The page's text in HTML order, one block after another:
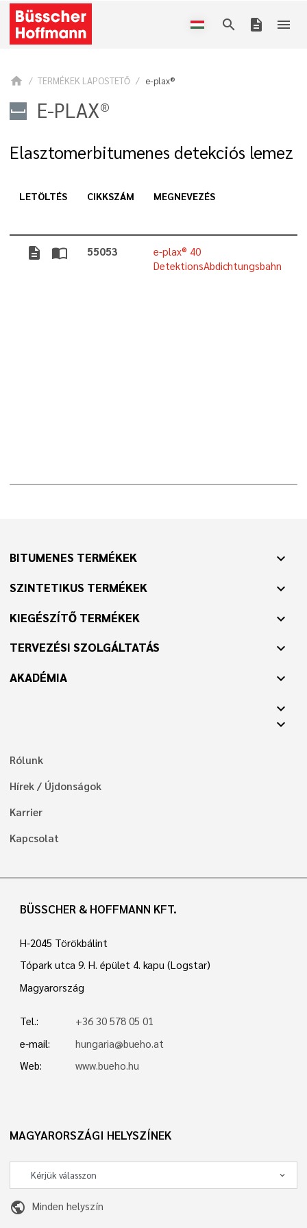
search description menu
home TERMÉKEK LAPOSTETŐ e-plax®
E-PLAX®
Elasztomerbitumenes detekciós lemez
LETÖLTÉS CIKKSZÁM MEGNEVEZÉS
description import_contacts 55053
e-plax® 40
DetektionsAbdichtungsbahn
BITUMENES TERMÉKEK expand_more
SZINTETIKUS TERMÉKEK expand_more
KIEGÉSZÍTŐ TERMÉKEK expand_more
TERVEZÉSI SZOLGÁLTATÁS expand_more
AKADÉMIA
expand_more
expand_more
expand_more
Rólunk
Hírek / Újdonságok
Karrier
Kapcsolat
BÜSSCHER & HOFFMANN KFT.
H-2045 Törökbálint
Tópark utca 9. H. épület 4. kapu (Logstar)
Magyarország
Tel.:
+36 30 578 05 01
e-mail:
hungaria@bueho.at
Web:
www.bueho.hu
MAGYARORSZÁGI HELYSZÍNEK
public Minden helyszín